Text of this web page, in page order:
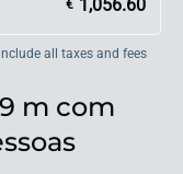
€ 1,056.60
all taxes and fees
m com